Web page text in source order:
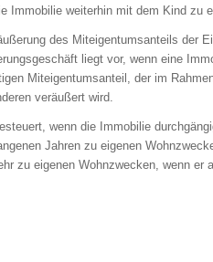
Immobilie weiterhin mit dem Kind zu
des Miteigentumsanteils der
liegt vor, wenn eine
Miteigentumsanteil, der im
veräußert wird.
wenn die Immobilie
Jahren zu eigenen
zu eigenen Wohnzwecken, wenn er